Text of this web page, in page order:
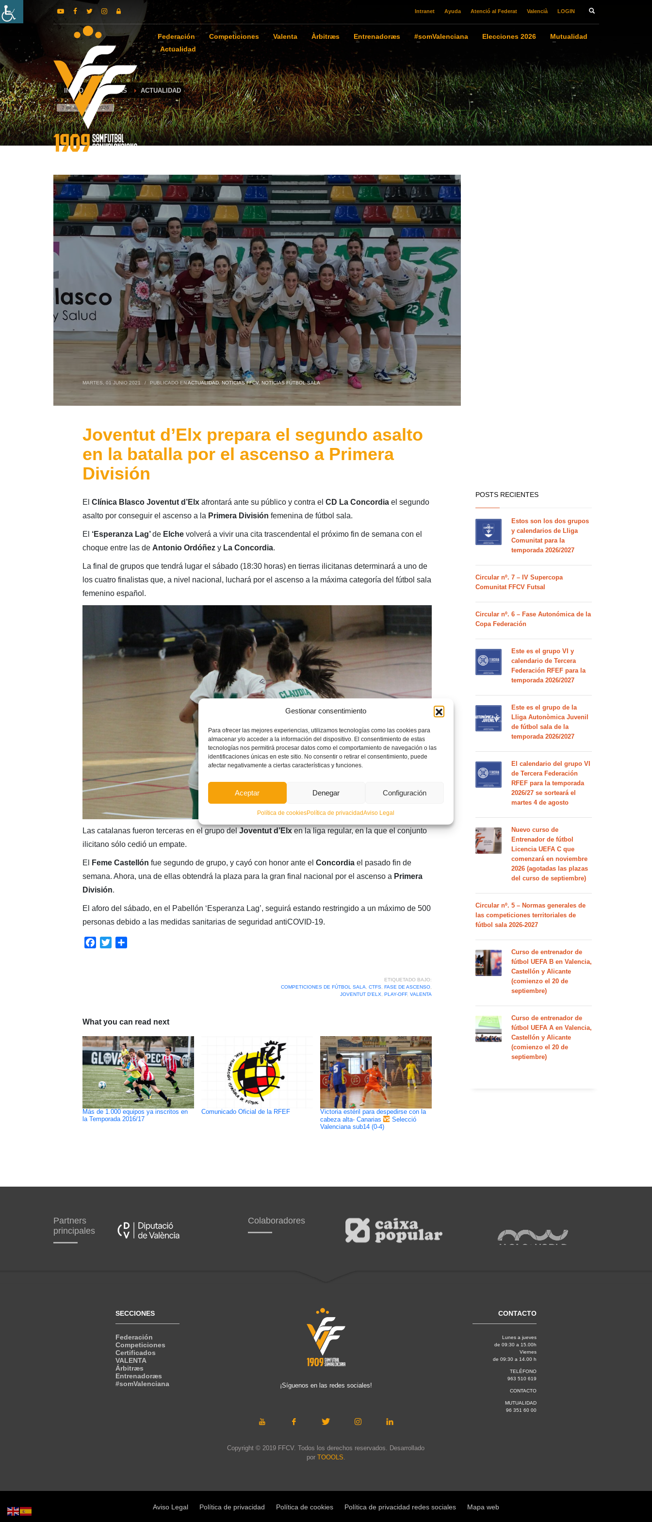
Gestionar consentimiento
Para ofrecer las mejores experiencias, utilizamos tecnologías como las cookies para
almacenar y/o acceder a la información del dispositivo. El consentimiento de estas
tecnologías nos permitirá procesar datos como el comportamiento de navegación o las
identificaciones únicas en este sitio. No consentir o retirar el consentimiento, puede
afectar negativamente a ciertas características y funciones.
Aceptar Denegar Configuración
Política de cookiesPolítica de privacidadAviso Legal
Intranet Ayuda Atenció al Federat Valencià LOGIN
Federación Competiciones Valenta Àrbitræs Entrenadoræs #somValenciana Elecciones 2026
Mutualidad
Actualidad
INICIO NOTICIAS ACTUALIDAD
7 de agosto de 2026
MARTES, 01 JUNIO 2021 / PUBLICADO ENACTUALIDAD, NOTICIAS FFCV,NOTICIAS FÚTBOL SALA
Joventut d’Elx prepara el segundo asalto
en la batalla por el ascenso a Primera
División
El Clínica Blasco Joventut d’Elxafrontará ante su público y contra el CD La Concordia el segundo
asalto por conseguir el ascenso a la Primera División femenina de fútbol sala.
El ‘Esperanza Lag’de Elche volverá a vivir una cita trascendental el próximo fin de semana con el
choque entre las de Antonio Ordóñez y La Concordia.
La final de grupos que tendrá lugar el sábado (18:30 horas) en tierras ilicitanas determinará a uno de
los cuatro finalistas que, a nivel nacional, luchará por el ascenso a la máxima categoría del fútbol sala
femenino español.
Las catalanas fueron terceras en el grupo delJoventut d’Elxen la liga regular, en la que el conjunto
ilicitano sólo cedió un empate.
El Feme Castellón fue segundo de grupo, y cayó con honor ante el Concordia el pasado fin de
semana. Ahora, una de ellas obtendrá la plaza para la gran final nacional por el ascenso a Primera
División.
El aforo del sábado, en el Pabellón ‘Esperanza Lag’, seguirá estando restringido a un máximo de 500
personas debido a las medidas sanitarias de seguridad antiCOVID-19.
Facebook
Twitter
ETIQUETADO BAJO:
COMPETICIONES DE FÚTBOL SALA
CTFS, FASE DE ASCENSO,
JOVENTUT D'ELX
PLAY-OFF, VALENTA
What you can read next
Más de 1.000 equipos ya inscritos en
la Temporada 2016/17
Comunicado Oficial de la RFEF
Victoria estéril para despedirse con la
cabeza alta- Canarias
Selecció
Valenciana sub14 (0-4)
POSTS RECIENTES
Estos son los dos grupos
y calendarios de Lliga
Comunitat para la
temporada 2026/2027
Circular nº. 7 – IV Supercopa
Comunitat FFCV Futsal
Circular nº. 6 – Fase Autonómica de la
Copa Federación
Este es el grupo VI y
calendario de Tercera
Federación RFEF para la
temporada 2026/2027
Este es el grupo de la
Lliga Autonòmica Juvenil
de fútbol sala de la
temporada 2026/2027
El calendario del grupo VI
de Tercera Federación
RFEF para la temporada
2026/27 se sorteará el
martes 4 de agosto
Nuevo curso de
Entrenador de fútbol
Licencia UEFA C que
comenzará en noviembre
2026 (agotadas las plazas
del curso de septiembre)
Circular nº. 5 – Normas generales de
las competiciones territoriales de
fútbol sala 2026-2027
Curso de entrenador de
fútbol UEFA B en Valencia,
Castellón y Alicante
(comienzo el 20 de
septiembre)
Curso de entrenador de
fútbol UEFA A en Valencia,
Castellón y Alicante
(comienzo el 20 de
septiembre)
Partners
principales
Colaboradores
SECCIONES
Federación
Competiciones
Certificados
VALENTA
Árbitræs
Entrenadoræs
#somValenciana
¡Síguenos en las redes sociales!
Copyright © 2019 FFCV. Todos los derechos reservados. Desarrollado
por TOOOLS
CONTACTO
Lunes a jueves
de 09:30 a 15.00h
Viernes
de 09:30 a 14.00 h
TELÉFONO
963 510 619
CONTACTO
MUTUALIDAD
96 351 60 00
Aviso Legal Política de privacidad Política de cookies Política de privacidad redes sociales Mapa web